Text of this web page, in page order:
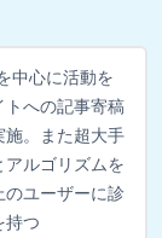
中心に活動を
トへの記事寄稿
施。また超大手
ルゴリズムを
のユーザーに診
持つ